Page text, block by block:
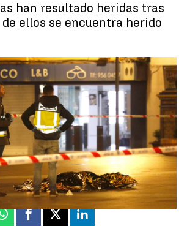
han resultado heridas tras
ellos se encuentra herido
a un sacristán en un ataque a varias
iglesias en Algeciras | EFE
26 de enero de 2023, 07:12
25 de enero de 2023, 20:33
Whatsapp
Facebook
X Linkedin